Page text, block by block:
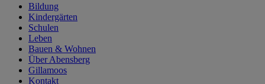
Bildung
Kindergärten
Schulen
Leben
Bauen & Wohnen
Über Abensberg
Gillamoos
Kontakt